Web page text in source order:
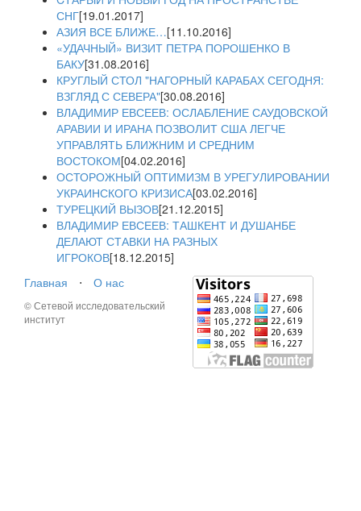
СНГ[19.01.2017]
АЗИЯ ВСЕ БЛИЖЕ…[11.10.2016]
«УДАЧНЫЙ» ВИЗИТ ПЕТРА ПОРОШЕНКО В
БАКУ[31.08.2016]
КРУГЛЫЙ СТОЛ "НАГОРНЫЙ КАРАБАХ СЕГОДНЯ:
ВЗГЛЯД С СЕВЕРА"[30.08.2016]
ВЛАДИМИР ЕВСЕЕВ: ОСЛАБЛЕНИЕ САУДОВСКОЙ
АРАВИИ И ИРАНА ПОЗВОЛИТ США ЛЕГЧЕ
УПРАВЛЯТЬ БЛИЖНИМ И СРЕДНИМ
ВОСТОКОМ[04.02.2016]
ОСТОРОЖНЫЙ ОПТИМИЗМ В УРЕГУЛИРОВАНИИ
УКРАИНСКОГО КРИЗИСА[03.02.2016]
ТУРЕЦКИЙ ВЫЗОВ[21.12.2015]
ВЛАДИМИР ЕВСЕЕВ: ТАШКЕНТ И ДУШАНБЕ
ДЕЛАЮТ СТАВКИ НА РАЗНЫХ
ИГРОКОВ[18.12.2015]
Главная
⋅ О нас
© Сетевой исследовательский
институт